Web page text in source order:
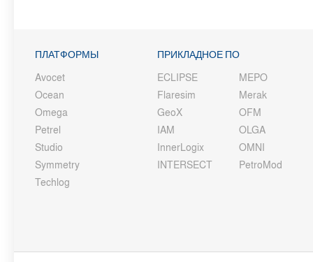
ПЛАТФОРМЫ
Avocet
Ocean
Omega
Petrel
Studio
Symmetry
Techlog
ПРИКЛАДНОЕ ПО
ECLIPSE
Flaresim
GeoX
IAM
InnerLogix
INTERSECT
MEPO
Merak
OFM
OLGA
OMNI
PetroMod